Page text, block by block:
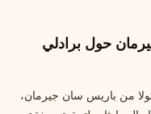
حول برادلي
من باريس سان جيرمان،